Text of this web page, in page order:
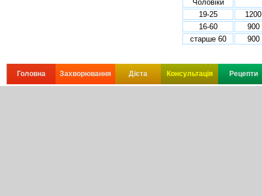
Чоловіки
19-25
1200
16-60
900
старше 60
900
Головна Захворювання Дієта Консультація Рецепти